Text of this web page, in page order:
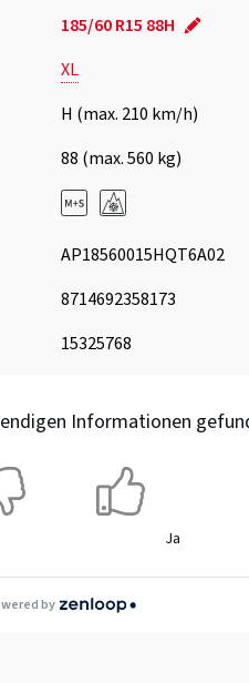
185/60 R15 88H
XL
H (max. 210 km/h)
88 (max. 560 kg)
AP18560015HQT6A02
8714692358173
15325768
Informationen
Ja
by